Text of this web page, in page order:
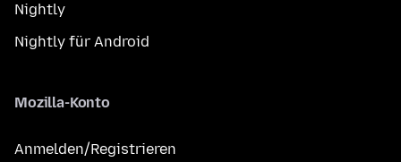
Nightly
Nightly für Android
Mozilla-Konto
Anmelden/Registrieren